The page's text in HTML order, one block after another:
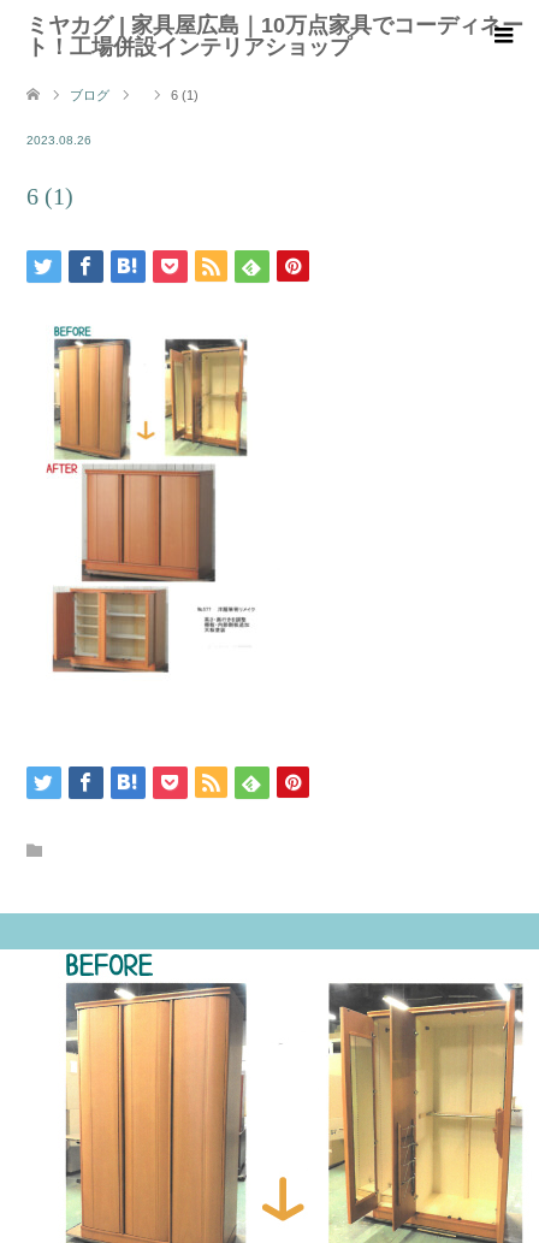
ミヤカグ | 家具屋広島｜10万点家具でコーディネー
ト！工場併設インテリアショップ
ブログ 6 (1)
2023.08.26
6 (1)